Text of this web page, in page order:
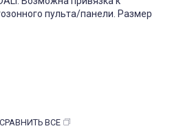
пульта/панели. Размер
СРАВНИТЬ ВСЕ